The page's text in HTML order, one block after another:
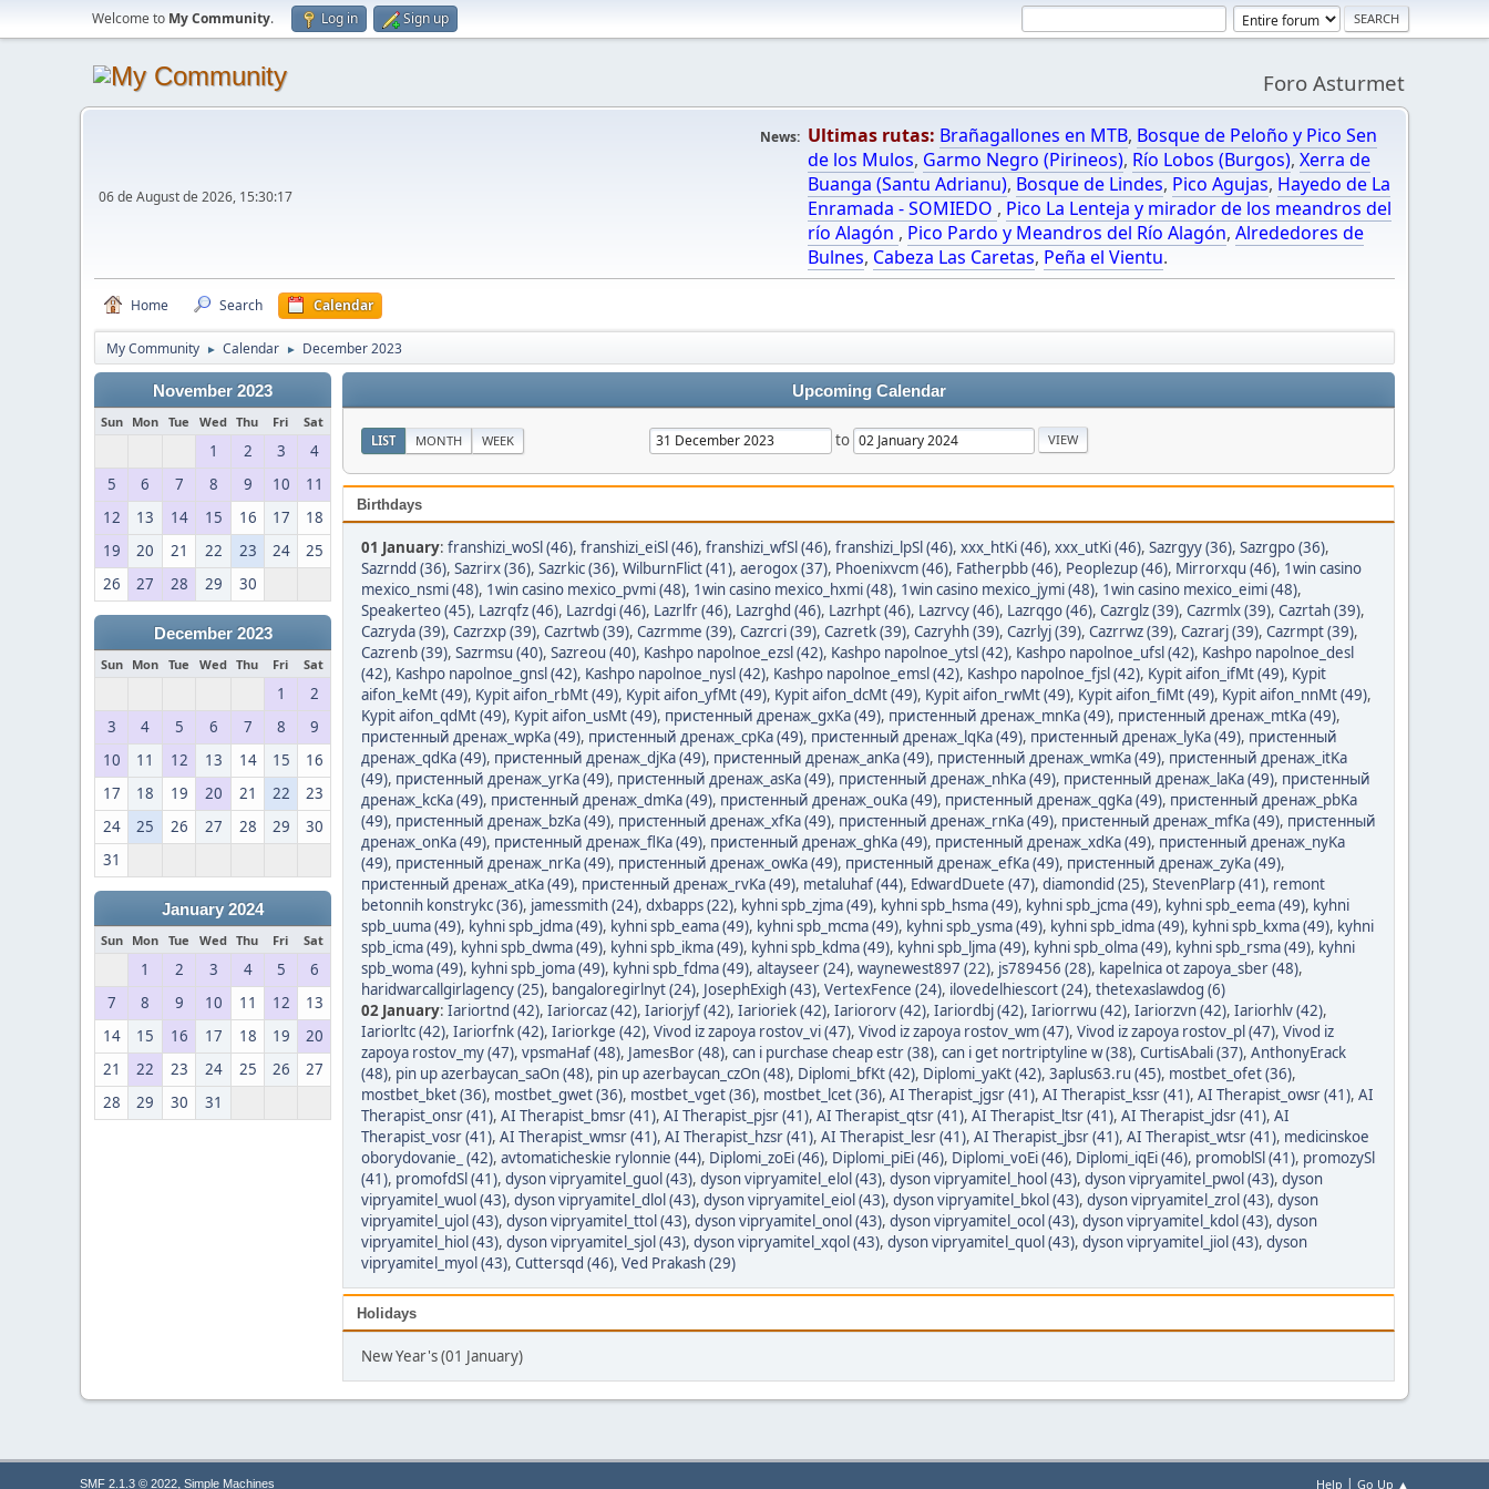
Welcome to My Community. Log in Sign up
Foro Asturmet
06 de August de 2026, 15:30:17
News: Ultimas rutas: Brañagallones en MTB, Bosque de Peloño y Pico Sen
de los Mulos, Garmo Negro (Pirineos), Río Lobos (Burgos), Xerra de
Buanga (Santu Adrianu), Bosque de Lindes, Pico Agujas, Hayedo de La
Enramada - SOMIEDO , Pico La Lenteja y mirador de los meandros del
río Alagón , Pico Pardo y Meandros del Río Alagón, Alrededores de
Bulnes, Cabeza Las Caretas, Peña el Vientu.
Home Search Calendar
My Community ► Calendar ► December 2023
November 2023
Sun Mon Tue Wed Thu Fri Sat
1 2 3
4
5
6 7 8 9 10
11
12
13 14 15 16 17
18
19
20 21 22 23 24
25
26
27 28 29 30
December 2023
Sun Mon Tue Wed Thu Fri Sat
1
2
3
4 5 6 7 8
9
10
11 12 13 14 15
16
17
18 19 20 21 22
23
24
25 26 27 28 29
30
31
January 2024
Sun Mon Tue Wed Thu Fri Sat
1 2 3 4 5
6
7
8 9 10 11 12
13
14
15 16 17 18 19
20
21
22 23 24 25 26
27
28
29 30 31
Upcoming Calendar
LIST MONTH WEEK to
Birthdays
01 January: franshizi_woSl (46), franshizi_eiSl (46), franshizi_wfSl (46), franshizi_lpSl (46), xxx_htKi (46), xxx_utKi (46), Sazrgyy (36), Sazrgpo (36),
Sazrndd (36), Sazrirx (36), Sazrkic (36), WilburnFlict (41), aerogox (37), Phoenixvcm (46), Fatherpbb (46), Peoplezup (46), Mirrorxqu (46), 1win casino
mexico_nsmi (48), 1win casino mexico_pvmi (48), 1win casino mexico_hxmi (48), 1win casino mexico_jymi (48), 1win casino mexico_eimi (48),
Speakerteo (45), Lazrqfz (46), Lazrdgi (46), Lazrlfr (46), Lazrghd (46), Lazrhpt (46), Lazrvcy (46), Lazrqgo (46), Cazrglz (39), Cazrmlx (39), Cazrtah (39),
Cazryda (39), Cazrzxp (39), Cazrtwb (39), Cazrmme (39), Cazrcri (39), Cazretk (39), Cazryhh (39), Cazrlyj (39), Cazrrwz (39), Cazrarj (39), Cazrmpt (39),
Cazrenb (39), Sazrmsu (40), Sazreou (40), Kashpo napolnoe_ezsl (42), Kashpo napolnoe_ytsl (42), Kashpo napolnoe_ufsl (42), Kashpo napolnoe_desl
(42), Kashpo napolnoe_gnsl (42), Kashpo napolnoe_nysl (42), Kashpo napolnoe_emsl (42), Kashpo napolnoe_fjsl (42), Kypit aifon_ifMt (49), Kypit
aifon_keMt (49), Kypit aifon_rbMt (49), Kypit aifon_yfMt (49), Kypit aifon_dcMt (49), Kypit aifon_rwMt (49), Kypit aifon_fiMt (49), Kypit aifon_nnMt (49),
Kypit aifon_qdMt (49), Kypit aifon_usMt (49), пристенный дренаж_gxKa (49), пристенный дренаж_mnKa (49), пристенный дренаж_mtKa (49),
пристенный дренаж_wpKa (49), пристенный дренаж_cpKa (49), пристенный дренаж_lqKa (49), пристенный дренаж_lyKa (49), пристенный
дренаж_qdKa (49), пристенный дренаж_djKa (49), пристенный дренаж_anKa (49), пристенный дренаж_wmKa (49), пристенный дренаж_itKa
(49), пристенный дренаж_yrKa (49), пристенный дренаж_asKa (49), пристенный дренаж_nhKa (49), пристенный дренаж_laKa (49), пристенный
дренаж_kcKa (49), пристенный дренаж_dmKa (49), пристенный дренаж_ouKa (49), пристенный дренаж_qgKa (49), пристенный дренаж_pbKa
(49), пристенный дренаж_bzKa (49), пристенный дренаж_xfKa (49), пристенный дренаж_rnKa (49), пристенный дренаж_mfKa (49), пристенный
дренаж_onKa (49), пристенный дренаж_flKa (49), пристенный дренаж_ghKa (49), пристенный дренаж_xdKa (49), пристенный дренаж_nyKa
(49), пристенный дренаж_nrKa (49), пристенный дренаж_owKa (49), пристенный дренаж_efKa (49), пристенный дренаж_zyKa (49),
пристенный дренаж_atKa (49), пристенный дренаж_rvKa (49), metaluhaf (44), EdwardDuete (47), diamondid (25), StevenPlarp (41), remont
betonnih konstrykc (36), jamessmith (24), dxbapps (22), kyhni spb_zjma (49), kyhni spb_hsma (49), kyhni spb_jcma (49), kyhni spb_eema (49), kyhni
spb_uuma (49), kyhni spb_jdma (49), kyhni spb_eama (49), kyhni spb_mcma (49), kyhni spb_ysma (49), kyhni spb_idma (49), kyhni spb_kxma (49), kyhni
spb_icma (49), kyhni spb_dwma (49), kyhni spb_ikma (49), kyhni spb_kdma (49), kyhni spb_ljma (49), kyhni spb_olma (49), kyhni spb_rsma (49), kyhni
spb_woma (49), kyhni spb_joma (49), kyhni spb_fdma (49), altayseer (24), waynewest897 (22), js789456 (28), kapelnica ot zapoya_sber (48),
haridwarcallgirlagency (25), bangaloregirlnyt (24), JosephExigh (43), VertexFence (24), ilovedelhiescort (24), thetexaslawdog (6)
02 January: Iariortnd (42), Iariorcaz (42), Iariorjyf (42), Iarioriek (42), Iariororv (42), Iariordbj (42), Iariorrwu (42), Iariorzvn (42), Iariorhlv (42),
Iariorltc (42), Iariorfnk (42), Iariorkge (42), Vivod iz zapoya rostov_vi (47), Vivod iz zapoya rostov_wm (47), Vivod iz zapoya rostov_pl (47), Vivod iz
zapoya rostov_my (47), vpsmaHaf (48), JamesBor (48), can i purchase cheap estr (38), can i get nortriptyline w (38), CurtisAbali (37), AnthonyErack
(48), pin up azerbaycan_saOn (48), pin up azerbaycan_czOn (48), Diplomi_bfKt (42), Diplomi_yaKt (42), 3aplus63.ru (45), mostbet_ofet (36),
mostbet_bket (36), mostbet_gwet (36), mostbet_vget (36), mostbet_lcet (36), AI Therapist_jgsr (41), AI Therapist_kssr (41), AI Therapist_owsr (41), AI
Therapist_onsr (41), AI Therapist_bmsr (41), AI Therapist_pjsr (41), AI Therapist_qtsr (41), AI Therapist_ltsr (41), AI Therapist_jdsr (41), AI
Therapist_vosr (41), AI Therapist_wmsr (41), AI Therapist_hzsr (41), AI Therapist_lesr (41), AI Therapist_jbsr (41), AI Therapist_wtsr (41), medicinskoe
oborydovanie_ (42), avtomaticheskie rylonnie (44), Diplomi_zoEi (46), Diplomi_piEi (46), Diplomi_voEi (46), Diplomi_iqEi (46), promoblSl (41), promozySl
(41), promofdSl (41), dyson vipryamitel_guol (43), dyson vipryamitel_elol (43), dyson vipryamitel_hool (43), dyson vipryamitel_pwol (43), dyson
vipryamitel_wuol (43), dyson vipryamitel_dlol (43), dyson vipryamitel_eiol (43), dyson vipryamitel_bkol (43), dyson vipryamitel_zrol (43), dyson
vipryamitel_ujol (43), dyson vipryamitel_ttol (43), dyson vipryamitel_onol (43), dyson vipryamitel_ocol (43), dyson vipryamitel_kdol (43), dyson
vipryamitel_hiol (43), dyson vipryamitel_sjol (43), dyson vipryamitel_xqol (43), dyson vipryamitel_quol (43), dyson vipryamitel_jiol (43), dyson
vipryamitel_myol (43), Cuttersqd (46), Ved Prakash (29)
Holidays
New Year's (01 January)
Help | Go Up ▲
SMF 2.1.3 © 2022, Simple Machines